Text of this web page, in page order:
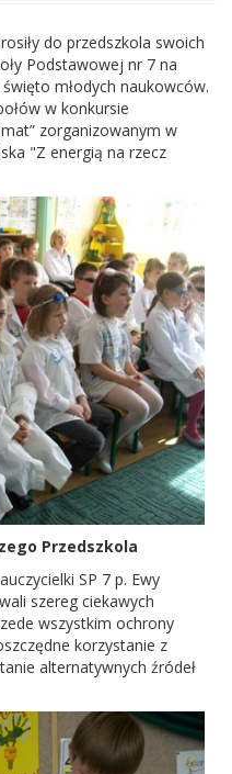
do przedszkola swoich
Podstawowej nr 7 na
młodych naukowców.
w konkursie
zorganizowanym w
"Z energią na rzecz
Przedszkola
SP 7 p. Ewy
szereg ciekawych
wszystkim ochrony
korzystanie z
alternatywnych źródeł